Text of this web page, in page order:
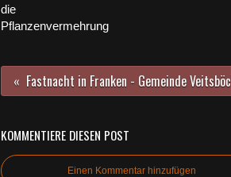
die
Pflanzenvermehrung
KOMMENTIERE DIESEN POST
Einen Kommentar hinzufügen